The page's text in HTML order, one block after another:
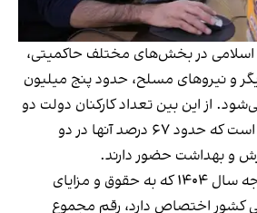
اسلامی در بخش‌های مختلف حاکمیتی،
و نیروهای مسلح، حدودپنج میلیون
از این بین تعداد کارکنان دولت دو
میلیون و ۱۲۴ هزار نفر است که حدود ۶۷ درصد آنها در دو
و بهداشت حضور دارند.
در تبصره ۱۲ قانون بودجه سال ۱۴۰۴ که به حقوق و مزایای
کشور اختصاص دارد، رقم مجموع